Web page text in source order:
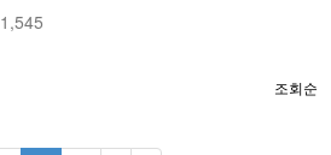
1,545
조회순